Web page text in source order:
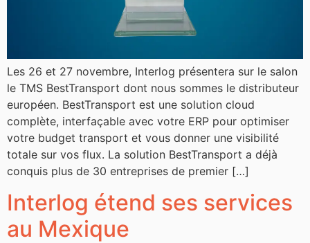
Les 26 et 27 novembre, Interlog présentera sur le salon
le TMS BestTransport dont nous sommes le distributeur
européen. BestTransport est une solution cloud
complète, interfaçable avec votre ERP pour optimiser
votre budget transport et vous donner une visibilité
totale sur vos flux. La solution BestTransport a déjà
conquis plus de 30 entreprises de premier […]
Interlog étend ses services
au Mexique